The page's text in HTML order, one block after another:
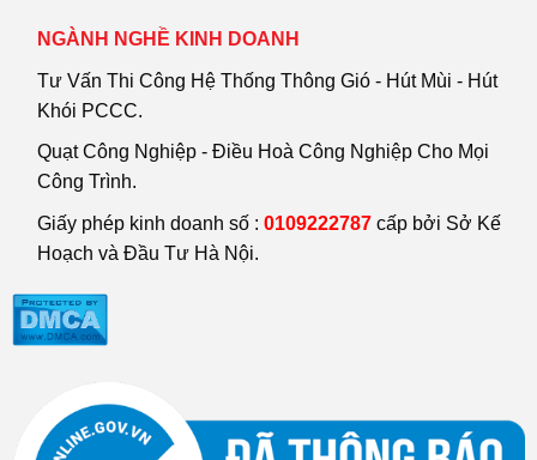
NGÀNH NGHỀ KINH DOANH
Tư Vấn Thi Công Hệ Thống Thông Gió - Hút Mùi - Hút
Khói PCCC.
Quạt Công Nghiệp - Điều Hoà Công Nghiệp Cho Mọi
Công Trình.
Giấy phép kinh doanh số : 0109222787 cấp bởi Sở Kế
Hoạch và Đầu Tư Hà Nội.